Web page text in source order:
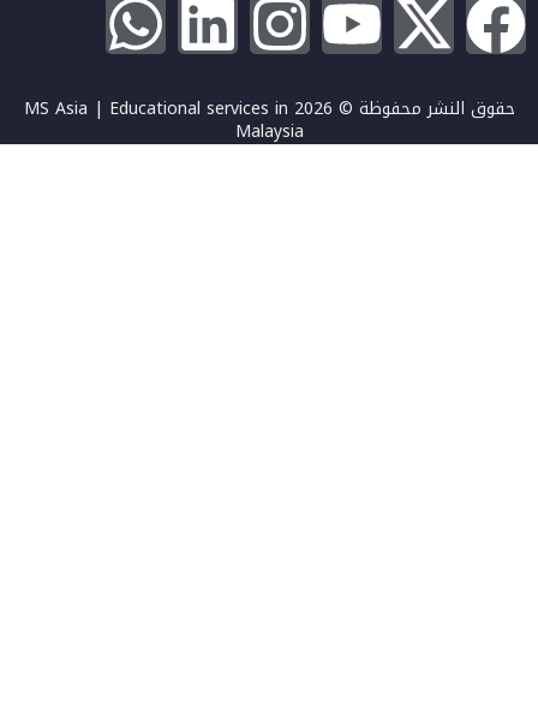
حقوق النشر محفوظة © 2026 MS Asia | Educational services in
Malaysia